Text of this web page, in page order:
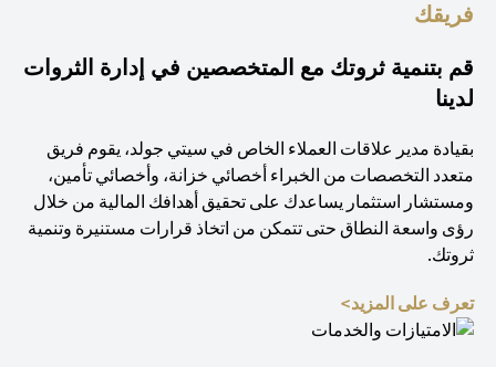
فريقك
قم بتنمية ثروتك مع المتخصصين في إدارة الثروات
لدينا
بقيادة مدير علاقات العملاء الخاص في سيتي جولد، يقوم فريق
متعدد التخصصات من الخبراء أخصائي خزانة، وأخصائي تأمين،
ومستشار استثمار يساعدك على تحقيق أهدافك المالية من خلال
رؤى واسعة النطاق حتى تتمكن من اتخاذ قرارات مستنيرة وتنمية
ثروتك.
تعرف على المزيد>